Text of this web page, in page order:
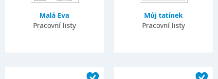
Malá Eva
Pracovní listy
Můj tatínek
Pracovní listy